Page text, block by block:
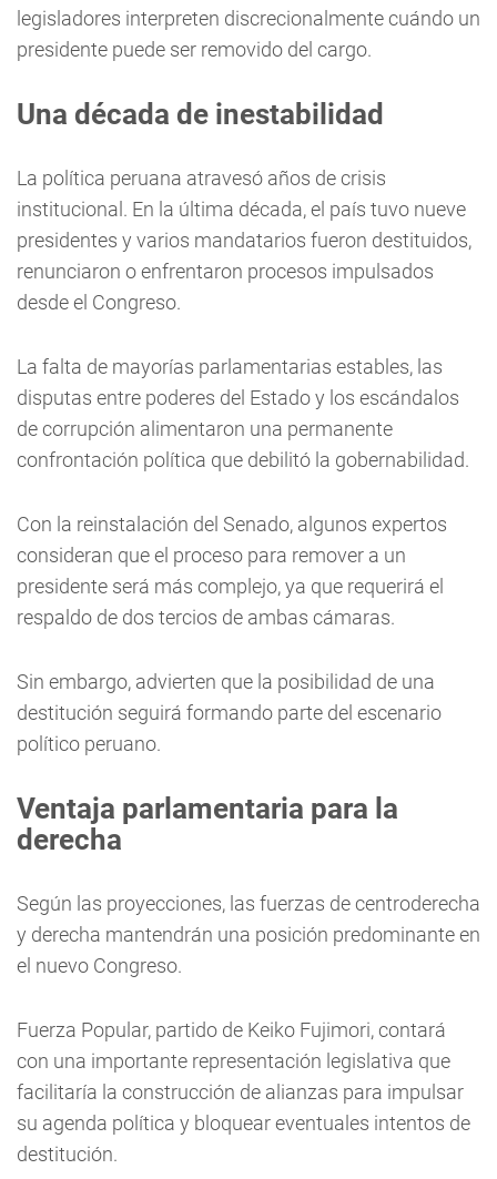
legisladores interpreten discrecionalmente cuándo un
presidente puede ser removido del cargo.
Una década de inestabilidad
La política peruana atravesó años de crisis
institucional. En la última década, el país tuvo nueve
presidentes y varios mandatarios fueron destituidos,
renunciaron o enfrentaron procesos impulsados
desde el Congreso.
La falta de mayorías parlamentarias estables, las
disputas entre poderes del Estado y los escándalos
de corrupción alimentaron una permanente
confrontación política que debilitó la gobernabilidad.
Con la reinstalación del Senado, algunos expertos
consideran que el proceso para remover a un
presidente será más complejo, ya que requerirá el
respaldo de dos tercios de ambas cámaras.
Sin embargo, advierten que la posibilidad de una
destitución seguirá formando parte del escenario
político peruano.
Ventaja parlamentaria para la
derecha
Según las proyecciones, las fuerzas de centroderecha
y derecha mantendrán una posición predominante en
el nuevo Congreso.
Fuerza Popular, partido de Keiko Fujimori, contará
con una importante representación legislativa que
facilitaría la construcción de alianzas para impulsar
su agenda política y bloquear eventuales intentos de
destitución.